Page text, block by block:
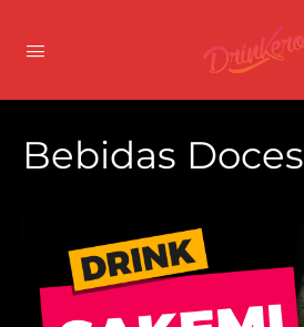
Bebidas Doces